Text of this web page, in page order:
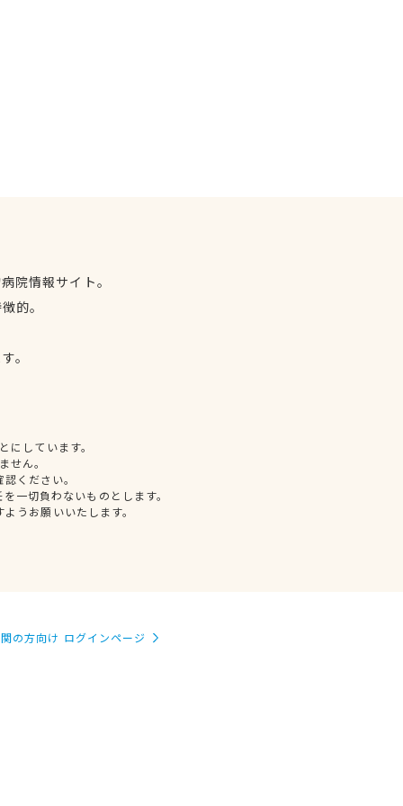
院情報サイト。
的。
。
しています。
せん。
ください。
一切負わないものとします。
うお願いいたします。
の方向け ログインページ